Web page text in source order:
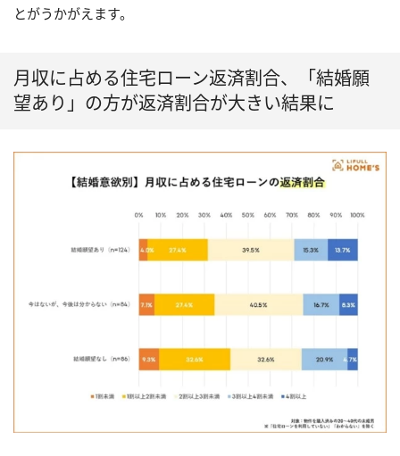
とがうかがえます。
月収に占める住宅ローン返済割合、「結婚願
望あり」の方が返済割合が大きい結果に